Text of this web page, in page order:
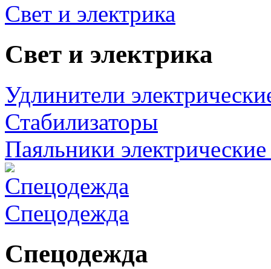
Свет и электрика
Свет и электрика
Удлинители
Стабилизаторы
Паяльники
Спецодежда
Спецодежда